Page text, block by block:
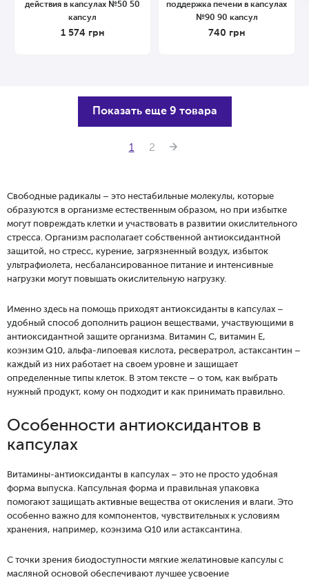
действия в капсулах №50 50
капсул
1 574 грн
поддержка печени в капсулах
№90 90 капсул
740 грн
Показать еще 9 товара
1 2
Свободные радикалы – это нестабильные молекулы, которые
образуются в организме естественным образом, но при избытке
могут повреждать клетки и участвовать в развитии окислительного
стресса. Организм располагает собственной антиоксидантной
защитой, но стресс, курение, загрязненный воздух, избыток
ультрафиолета, несбалансированное питание и интенсивные
нагрузки могут повышать окислительную нагрузку.
Именно здесь на помощь приходят антиоксиданты в капсулах –
удобный способ дополнить рацион веществами, участвующими в
антиоксидантной защите организма. Витамин C, витамин E,
коэнзим Q10, альфа-липоевая кислота, ресвератрол, астаксантин –
каждый из них работает на своем уровне и защищает
определенные типы клеток. В этом тексте – о том, как выбрать
нужный продукт, кому он подходит и как принимать правильно.
Особенности антиоксидантов в
капсулах
Витамины-антиоксиданты в капсулах – это не просто удобная
форма выпуска. Капсульная форма и правильная упаковка
помогают защищать активные вещества от окисления и влаги. Это
особенно важно для компонентов, чувствительных к условиям
хранения, например, коэнзима Q10 или астаксантина.
С точки зрения биодоступности мягкие желатиновые капсулы с
масляной основой обеспечивают лучшее усвоение